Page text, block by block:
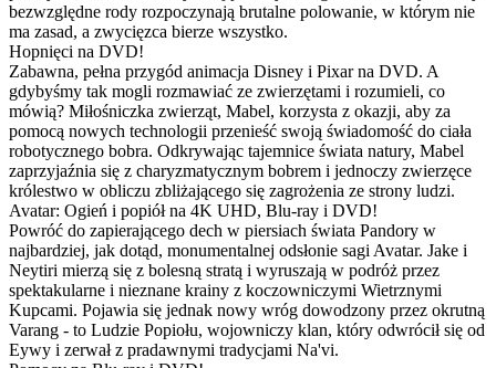
bezwzględne rody rozpoczynają brutalne polowanie, w którym nie
ma zasad, a zwycięzca bierze wszystko.
Hopnięci na DVD!
Zabawna, pełna przygód animacja Disney i Pixar na DVD. A
gdybyśmy tak mogli rozmawiać ze zwierzętami i rozumieli, co
mówią? Miłośniczka zwierząt, Mabel, korzysta z okazji, aby za
pomocą nowych technologii przenieść swoją świadomość do ciała
robotycznego bobra. Odkrywając tajemnice świata natury, Mabel
zaprzyjaźnia się z charyzmatycznym bobrem i jednoczy zwierzęce
królestwo w obliczu zbliżającego się zagrożenia ze strony ludzi.
Avatar: Ogień i popiół na 4K UHD, Blu-ray i DVD!
Powróć do zapierającego dech w piersiach świata Pandory w
najbardziej, jak dotąd, monumentalnej odsłonie sagi Avatar. Jake i
Neytiri mierzą się z bolesną stratą i wyruszają w podróż przez
spektakularne i nieznane krainy z koczowniczymi Wietrznymi
Kupcami. Pojawia się jednak nowy wróg dowodzony przez okrutną
Varang - to Ludzie Popiołu, wojowniczy klan, który odwrócił się od
Eywy i zerwał z pradawnymi tradycjami Na'vi.